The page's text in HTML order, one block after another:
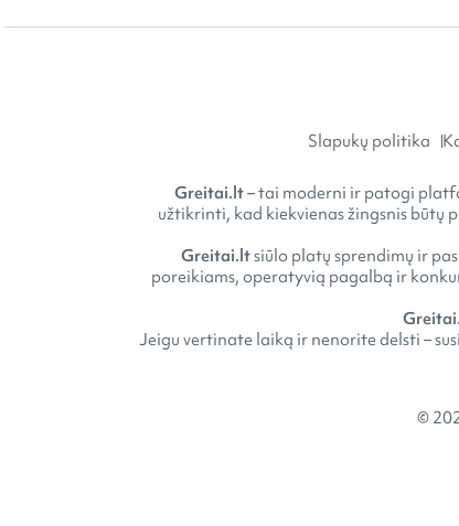
Slapukų politika
Greitai.lt– tai moderni ir patogi
užtikrinti, kad kiekvienas žingsnis būtų
Greitai.ltsiūlo platų sprendimų ir
poreikiams, operatyvią pagalbą ir
Jeigu vertinate laiką ir nenorite delsti –
©